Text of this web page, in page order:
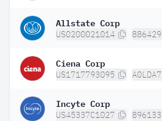
Allstate Corp
US0200021014 886429
Ciena Corp
US1717793095 A0LDA7
Incyte Corp
US45337C1027 896133